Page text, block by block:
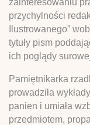
przychylności
Ilustrowanego”
tytuły pism
ich poglądy surowej
Pamiętnikarka
prowadziła
panien i umiała
przedmiotem,